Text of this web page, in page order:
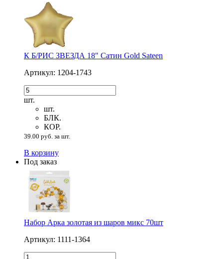
К Б/РИС ЗВЕЗДА 18" Сатин Gold Sateen
Артикул: 1204-1743
шт.
шт.
БЛК.
КОР.
39.00 руб. за шт.
В корзину
Под заказ
Набор Арка золотая из шаров микс 70шт
Артикул: 1111-1364